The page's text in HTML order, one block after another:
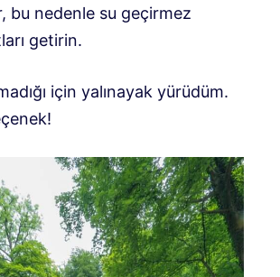
bu nedenle su geçirmez
getirin.
için yalınayak yürüdüm.